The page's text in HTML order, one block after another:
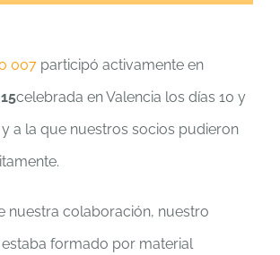
007 participó activamente en
celebrada en Valencia los días 10 y
a la que nuestros socios pudieron
nuestra colaboración, nuestro
formado por material